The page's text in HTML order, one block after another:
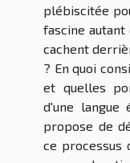
plébiscitée
fascine
cachent
? En quoi
et quelles
d'une
propose de
ce processus